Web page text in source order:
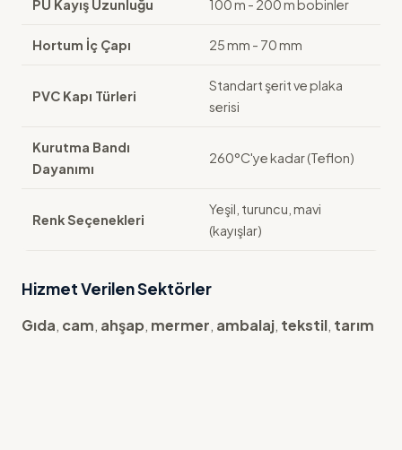
PU Kayış Uzunluğu 100 m - 200 m bobinler
Hortum İç Çapı 25 mm - 70 mm
PVC Kapı Türleri
Standart şerit ve plaka
serisi
Kurutma Bandı
Dayanımı
260°C'ye kadar (Teflon)
Renk Seçenekleri
Yeşil, turuncu, mavi
(kayışlar)
Hizmet Verilen Sektörler
Gıda, cam, ahşap, mermer, ambalaj, tekstil, tarım